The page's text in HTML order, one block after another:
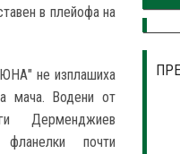
в плейофа на
не изплашиха
мача. Водени от
Дерменджиев
почти